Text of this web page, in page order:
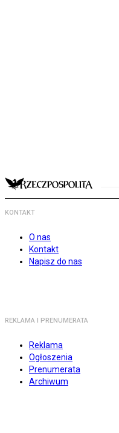
KONTAKT
O nas
Kontakt
Napisz do nas
REKLAMA I PRENUMERATA
Reklama
Ogłoszenia
Prenumerata
Archiwum